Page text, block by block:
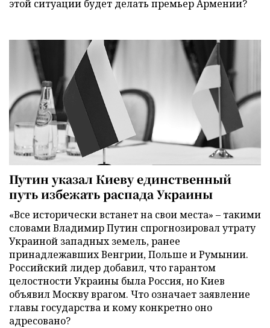
этой ситуации будет делать премьер Армении?
Путин указал Киеву единственный
путь избежать распада Украины
«Все исторически встанет на свои места» – такими
словами Владимир Путин спрогнозировал утрату
Украиной западных земель, ранее
принадлежавших Венгрии, Польше и Румынии.
Российский лидер добавил, что гарантом
целостности Украины была Россия, но Киев
объявил Москву врагом. Что означает заявление
главы государства и кому конкретно оно
адресовано?